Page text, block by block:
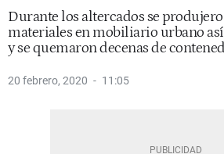
Durante los altercados se
materiales en mobiliario urbano
y se quemaron decenas de
20 febrero, 2020 11:05